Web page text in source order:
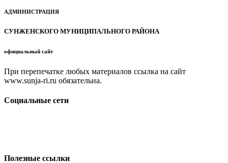
АДМИНИСТРАЦИЯ
СУНЖЕНСКОГО МУНИЦИПАЛЬНОГО РАЙОНА
официальный сайт
При перепечатке любых материалов ссылка на сайт
www.sunja-ri.ru обязательна.
Социальные сети
Полезные ссылки